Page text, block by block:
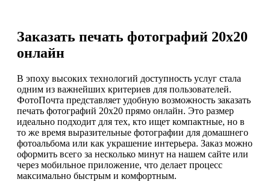
Заказать печать фотографий 20х20
онлайн
В эпоху высоких технологий доступность услуг стала
одним из важнейших критериев для пользователей.
ФотоПочта представляет удобную возможность заказать
печать фотографий 20х20 прямо онлайн. Это размер
идеально подходит для тех, кто ищет компактные, но в
то же время выразительные фотографии для домашнего
фотоальбома или как украшение интерьера. Заказ можно
оформить всего за несколько минут на нашем сайте или
через мобильное приложение, что делает процесс
максимально быстрым и комфортным.